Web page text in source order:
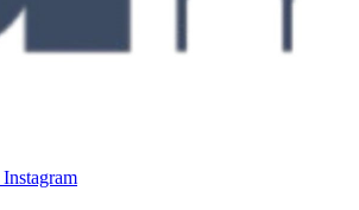
Instagram